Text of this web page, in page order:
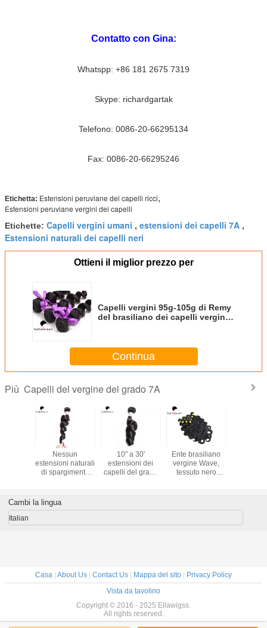
Contatto con Gina:
Whatspp: +86 181 2675 7319
Skype: richardgartak
Telefono: 0086-20-66295134
Fax: 0086-20-66295246
Etichetta: Estensioni peruviane dei capelli ricci,
Estensioni peruviane vergini dei capelli
Etichette: Capelli vergini umani , estensioni dei capelli 7A ,
Estensioni naturali dei capelli neri
Ottieni il miglior prezzo per
Capelli vergini 95g-105g di Remy
del brasiliano dei capelli vergini
Continua
Più Capelli del vergine del grado 7A
Wave
per le
colore
Nessun
estensioni naturali
di spargimento
odore con la
durata della vita
10" a 30'
estensioni dei
capelli del grado
capelli del vergine
Ente brasiliano
vergine Wave,
tessuto nero
7A dei capelli
Wave
Cambi la lingua
Italian
Casa About Us Contact Us Mappa del sito
Privacy Policy
Vista da tavolino
Copyright © 2016 - 2025 Ellawigss.
All rights reserved.